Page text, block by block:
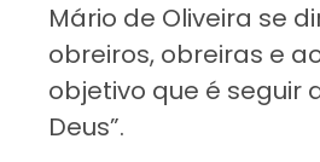
Mário de Oliveira se
obreiros, obreiras e
objetivo que é seguir
Deus”.